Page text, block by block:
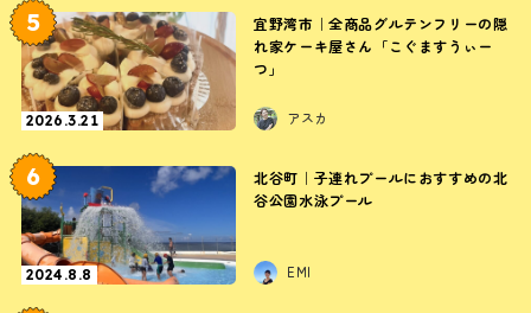
5
2026.3.21
宜野湾市｜全商品グルテンフリーの隠
れ家ケーキ屋さん「こぐますうぃー
つ」
アスカ
6
2024.8.8
北谷町｜子連れプールにおすすめの北
谷公園水泳プール
EMI